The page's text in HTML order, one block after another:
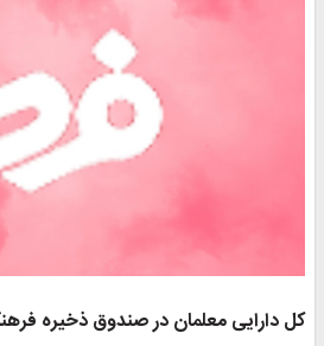
دارایی معلمان در صندوق ذخیره